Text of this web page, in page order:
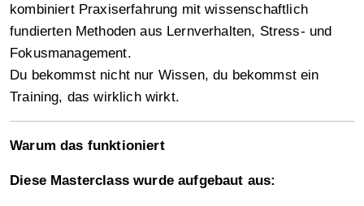
kombiniert Praxiserfahrung mit wissenschaftlich
fundierten Methoden aus Lernverhalten, Stress- und
Fokusmanagement.
Du bekommst nicht nur Wissen, du bekommst ein
Training, das wirklich wirkt.
Warum das funktioniert
Diese Masterclass wurde aufgebaut aus: